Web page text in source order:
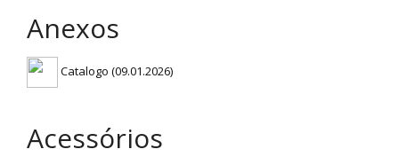
Anexos
Catalogo (09.01.2026)
Acessórios